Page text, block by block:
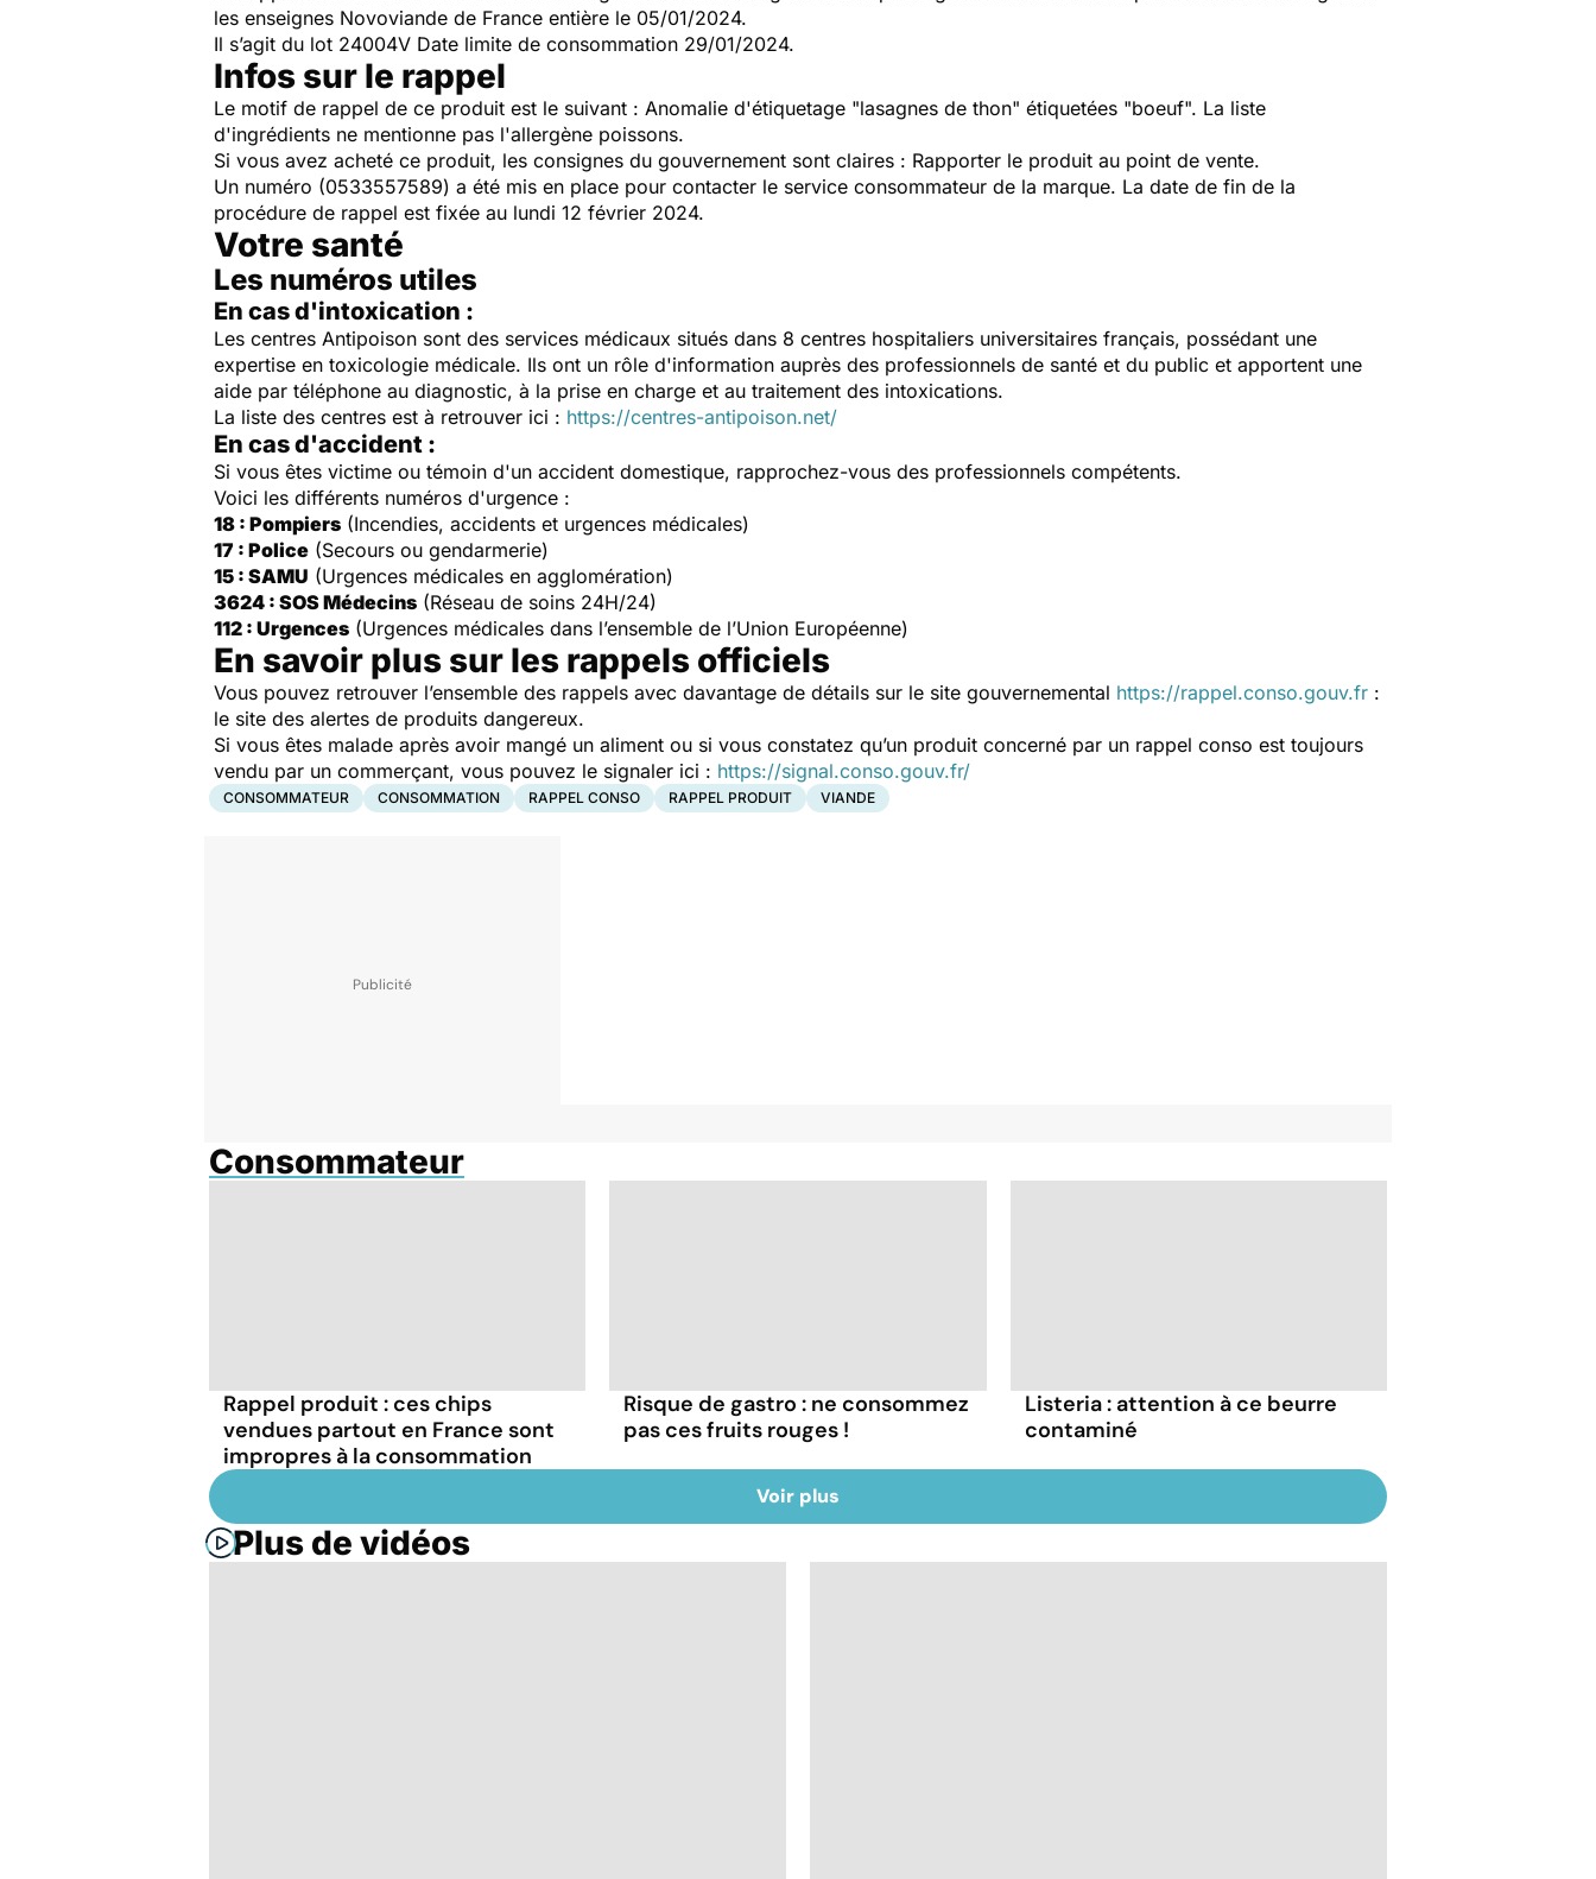
les enseignes Novoviande de France entière le 05/01/2024.
Il s’agit du lot 24004V Date limite de consommation 29/01/2024.
Infos sur le rappel
Le motif de rappel de ce produit est le suivant : Anomalie d'étiquetage "lasagnes de thon" étiquetées "boeuf". La liste
d'ingrédients ne mentionne pas l'allergène poissons.
Si vous avez acheté ce produit, les consignes du gouvernement sont claires : Rapporter le produit au point de vente.
Un numéro (0533557589) a été mis en place pour contacter le service consommateur de la marque. La date de fin de la
procédure de rappel est fixée au lundi 12 février 2024.
Votre santé
Les numéros utiles
En cas d'intoxication :
Les centres Antipoison sont des services médicaux situés dans 8 centres hospitaliers universitaires français, possédant une
expertise en toxicologie médicale. Ils ont un rôle d'information auprès des professionnels de santé et du public et apportent une
aide par téléphone au diagnostic, à la prise en charge et au traitement des intoxications.
La liste des centres est à retrouver ici : https://centres-antipoison.net/
En cas d'accident :
Si vous êtes victime ou témoin d'un accident domestique, rapprochez-vous des professionnels compétents.
Voici les différents numéros d'urgence :
18 : Pompiers (Incendies, accidents et urgences médicales)
17 : Police (Secours ou gendarmerie)
15 : SAMU (Urgences médicales en agglomération)
3624 : SOS Médecins (Réseau de soins 24H/24)
112 : Urgences (Urgences médicales dans l’ensemble de l’Union Européenne)
En savoir plus sur les rappels officiels
Vous pouvez retrouver l’ensemble des rappels avec davantage de détails sur le site gouvernemental https://rappel.conso.gouv.fr :
le site des alertes de produits dangereux.
Si vous êtes malade après avoir mangé un aliment ou si vous constatez qu’un produit concerné par un rappel conso est toujours
vendu par un commerçant, vous pouvez le signaler ici : https://signal.conso.gouv.fr/
CONSOMMATEUR CONSOMMATION RAPPEL CONSO RAPPEL PRODUIT VIANDE
Consommateur
Rappel produit : ces chips
vendues partout en France sont
impropres à la consommation
Risque de gastro : ne consommez
pas ces fruits rouges !
Listeria : attention à ce beurre
contaminé
Voir plus
Plus de vidéos